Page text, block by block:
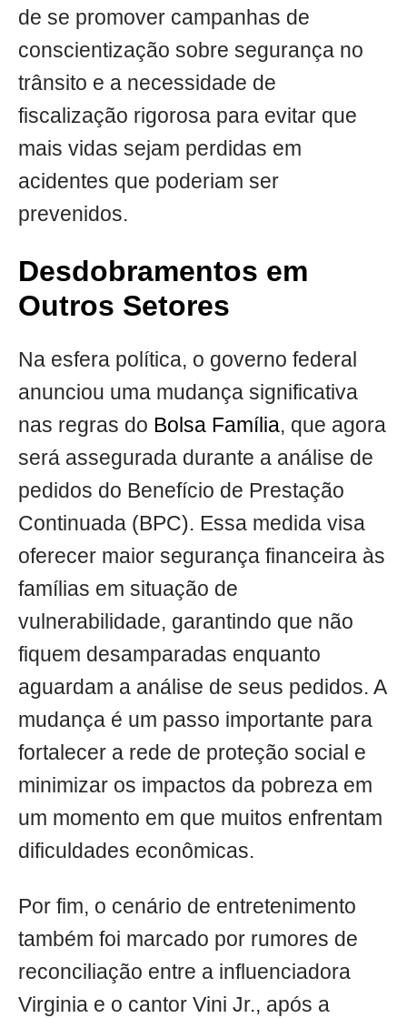
de se promover campanhas de
conscientização sobre segurança no
trânsito e a necessidade de
fiscalização rigorosa para evitar que
mais vidas sejam perdidas em
acidentes que poderiam ser
prevenidos.
Desdobramentos em
Outros Setores
Na esfera política, o governo federal
anunciou uma mudança significativa
nas regras do Bolsa Família, que agora
será assegurada durante a análise de
pedidos do Benefício de Prestação
Continuada (BPC). Essa medida visa
oferecer maior segurança financeira às
famílias em situação de
vulnerabilidade, garantindo que não
fiquem desamparadas enquanto
aguardam a análise de seus pedidos. A
mudança é um passo importante para
fortalecer a rede de proteção social e
minimizar os impactos da pobreza em
um momento em que muitos enfrentam
dificuldades econômicas.
Por fim, o cenário de entretenimento
também foi marcado por rumores de
reconciliação entre a influenciadora
Virginia e o cantor Vini Jr., após a